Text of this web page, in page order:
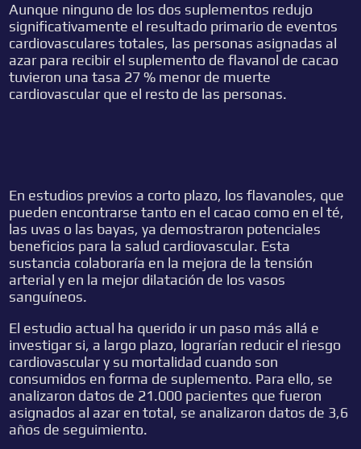
Aunque ninguno de los dos suplementos redujo
significativamente el resultado primario de eventos
cardiovasculares totales, las personas asignadas al
azar para recibir el suplemento de flavanol de cacao
tuvieron una tasa 27 % menor de muerte
cardiovascular que el resto de las personas.
En estudios previos a corto plazo, los flavanoles, que
pueden encontrarse tanto en el cacao como en el té,
las uvas o las bayas, ya demostraron potenciales
beneficios para la salud cardiovascular. Esta
sustancia colaboraría en la mejora de la tensión
arterial y en la mejor dilatación de los vasos
sanguíneos.
El estudio actual ha querido ir un paso más allá e
investigar si, a largo plazo, lograrían reducir el riesgo
cardiovascular y su mortalidad cuando son
consumidos en forma de suplemento. Para ello, se
analizaron datos de 21.000 pacientes que fueron
asignados al azar en total, se analizaron datos de 3,6
años de seguimiento.